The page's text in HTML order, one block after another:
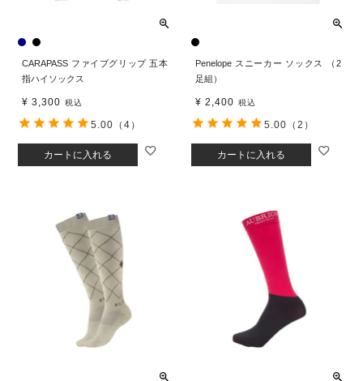
CARAPASS ファイブグリップ 五本
指ハイソックス
¥ 3,300 税込
カートに入れる
5.00 （4）
Penelope スニーカー ソックス （2
足組）
¥ 2,400 税込
カートに入れる
5.00 （2）